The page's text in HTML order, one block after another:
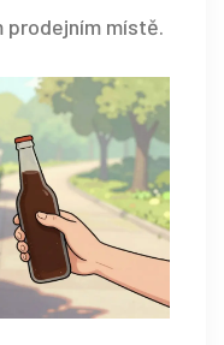
prodejním místě.